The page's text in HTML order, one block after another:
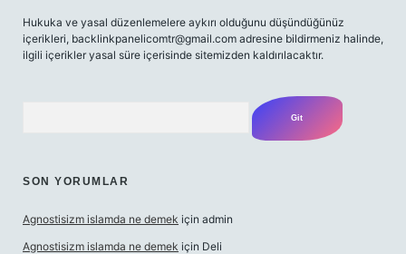
Hukuka ve yasal düzenlemelere aykırı olduğunu düşündüğünüz
içerikleri, backlinkpanelicomtr@gmail.com adresine bildirmeniz halinde,
ilgili içerikler yasal süre içerisinde sitemizden kaldırılacaktır.
SON YORUMLAR
Agnostisizm islamda ne demek için admin
Agnostisizm islamda ne demek için Deli